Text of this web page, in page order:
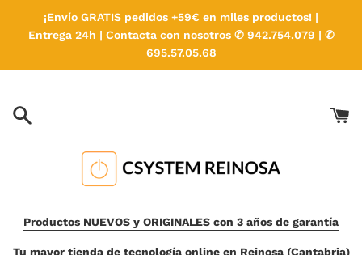
directamente
¡Envío GRATIS pedidos +59€ en miles productos! |
Entrega 24h | Contacta con nosotros ✆ 942.754.079 | ✆
695.57.05.68
Productos NUEVOS y ORIGINALES con 3 años de garantía
Tu mayor tienda de tecnología online en Reinosa (Cantabria)